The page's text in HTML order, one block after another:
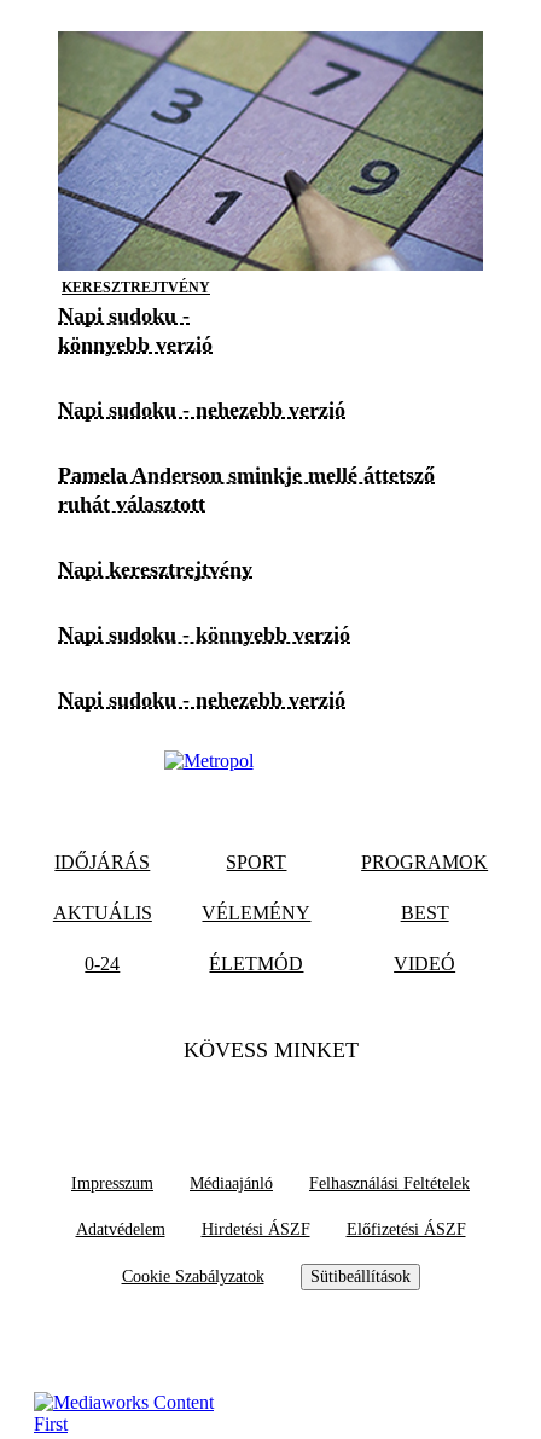
KERESZTREJTVÉNY
Napi sudoku -
könnyebb verzió
Napi sudoku - nehezebb verzió
Pamela Anderson sminkje mellé áttetsző
ruhát választott
Napi keresztrejtvény
Napi sudoku - könnyebb verzió
Napi sudoku - nehezebb verzió
IDŐJÁRÁS SPORT PROGRAMOK
AKTUÁLIS VÉLEMÉNY BEST
0-24 ÉLETMÓD VIDEÓ
KÖVESS MINKET
Impresszum Médiaajánló Felhasználási Feltételek
Adatvédelem Hirdetési ÁSZF Előfizetési ÁSZF
Cookie Szabályzatok Sütibeállítások